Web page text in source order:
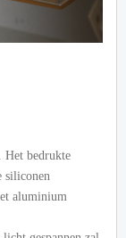
Het bedrukte
siliconen
aluminium